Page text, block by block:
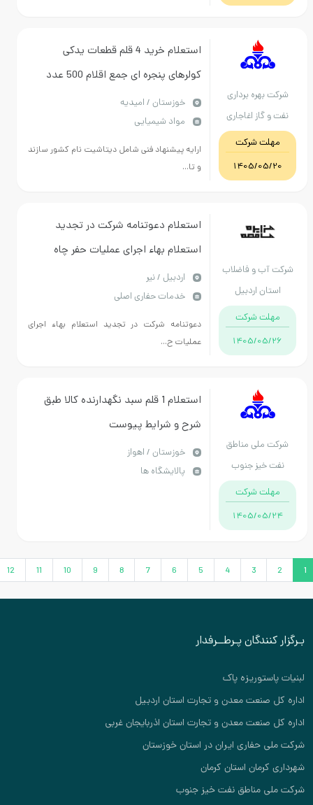
بهره برداری
و گاز اغاجاری
مهلت شرکت
1405/05/20
استعلام خرید 4 قلم قطعات یدکی
کولرهای پنجره ای جمع اقلام 500 عدد
طبق مشخصات فنی فایل پیوست
خوزستان / امیدیه
مواد شیمیایی
ارایه پیشنهاد فنی شامل دیتاشیت نام کشور سازند
و تا...
آب و فاضلاب
استان اردبیل
مهلت شرکت
1405/05/26
استعلام دعوتنامه شرکت در تجدید
استعلام بهاء اجرای عملیات حفر چاه
دستی در روستای کچل آباد نیر مطابق
اسناد پیوستی
اردبيل / نیر
خدمات حفاری اصلی
دعوتنامه شرکت در تجدید استعلام بهاء اجرای
عملیات ح...
ملی مناطق
نفت خیز جنوب
مهلت شرکت
1405/05/24
استعلام 1 قلم سبد نگهدارنده کالا طبق
شرح و شرایط پیوست
خوزستان / اهواز
پالایشگاه ها
2
3
4
5
6
7
8
9
10
11
12
›
کنندگان پـرطــرفدار
پاستوریزه پاک
کل صنعت معدن و تجارت استان اردبیل
کل صنعت معدن و تجارت استان اذربایجان غربی
حفاری ایران در استان خوزستان
کرمان استان کرمان
ملی مناطق نفت خیز جنوب